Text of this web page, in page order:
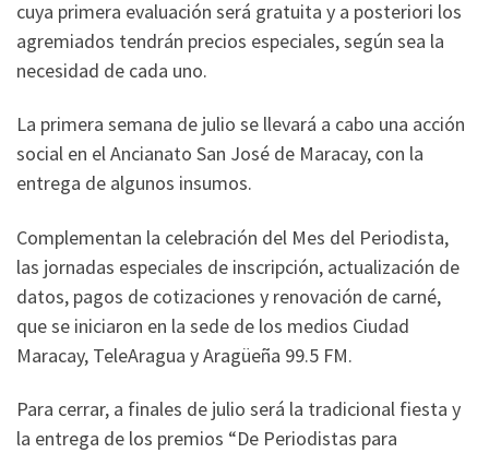
cuya primera evaluación será gratuita y a posteriori los
agremiados tendrán precios especiales, según sea la
necesidad de cada uno.
La primera semana de julio se llevará a cabo una acción
social en el Ancianato San José de Maracay, con la
entrega de algunos insumos.
Complementan la celebración del Mes del Periodista,
las jornadas especiales de inscripción, actualización de
datos, pagos de cotizaciones y renovación de carné,
que se iniciaron en la sede de los medios Ciudad
Maracay, TeleAragua y Aragüeña 99.5 FM.
Para cerrar, a finales de julio será la tradicional fiesta y
la entrega de los premios “De Periodistas para